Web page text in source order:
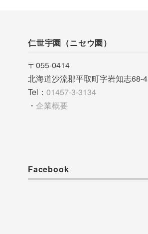
仁世宇園（ニセウ園）
〒055-0414
北海道沙流郡平取町字岩知志68-4
Tel： 01457-3-3134
・ 企業概要
Facebook